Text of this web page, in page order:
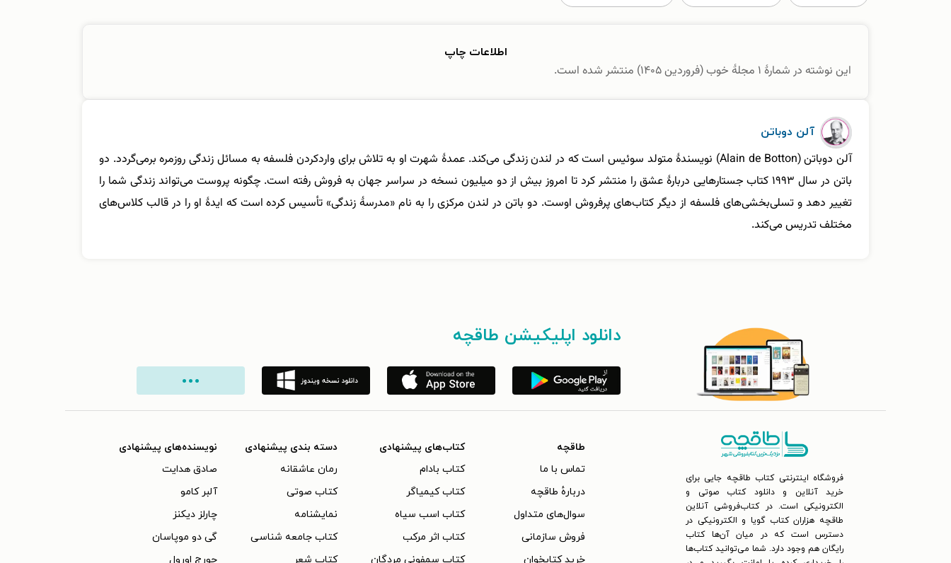
اطلاعات چاپ
این نوشته در شمارهٔ ۱ مجلهٔ خوب (فروردین ۱۴۰۵) منتشر شده است.
آلن دوباتن
آلن دوباتن (Alain de Botton) نویسندۀ متولد سوئیس است که در لندن زندگی می‌کند. عمدۀ شهرت او به تلاش برای واردکردن فلسفه به مسائل زندگی روزمره برمی‌گردد. دو
باتن در سال ۱۹۹۳ کتاب جستارهایی دربارۀ عشق را منتشر کرد تا امروز بیش از دو میلیون نسخه در سراسر جهان به فروش رفته است. چگونه پروست می‌تواند زندگی شما را
تغییر دهد و تسلی‌بخشی‌های فلسفه از دیگر کتاب‌های پرفروش اوست. دو باتن در لندن مرکزی را به نام «مدرسۀ زندگی» تأسیس کرده است که ایدۀ او را در قالب کلاس‌های
مختلف تدریس می‌کند.
دانلود اپلیکیشن طاقچه
فروشگاه اینترنتی کتاب طاقچه جایی برای
خرید آنلاین و دانلود کتاب صوتی و
الکترونیکی است. در کتاب‌فروشی آنلاین
طاقچه هزاران کتاب گویا و الکترونیکی در
دسترس است که در میان آن‌ها کتاب
رایگان هم وجود دارد. شما می‌توانید کتاب‌ها
طاقچه
تماس با ما
دربارهٔ طاقچه
سوال‌های متداول
فروش سازمانی
خرید کتابخوان
کتاب‌های پیشنهادی
کتاب بادام
کتاب کیمیاگر
کتاب اسب سیاه
کتاب اثر مرکب
کتاب سمفونی مردگان
دسته بندی پیشنهادی
رمان عاشقانه
کتاب‌ صوتی
نمایشنامه
کتاب جامعه شناسی
کتاب شعر
نویسنده‌های پیشنهادی
صادق هدایت
آلبر کامو
چارلز دیکنز
گی دو موپاسان
جورج اورول